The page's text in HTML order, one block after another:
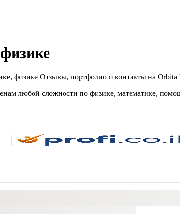
физике Отзывы, портфолио и контакты на Orbita
любой сложности по физике, математике,